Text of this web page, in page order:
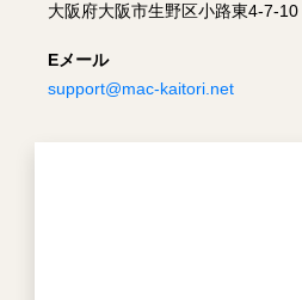
大阪府大阪市生野区小路東4-7-10
Eメール
support@mac-kaitori.net